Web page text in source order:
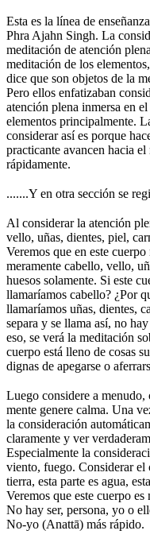
Esta es la línea de
Phra Ajahn Singh. La
meditación de atención
meditación de los
dice que son objetos de la
Pero ellos enfatizaban
atención plena inmersa en
elementos principalmente.
considerar así es porque
practicante avancen hacia
rápidamente.
.......Y en otra sección se
Al considerar la atención
vello, uñas, dientes, piel,
Veremos que en este
meramente cabello, vello,
huesos solamente. Si este
llamaríamos cabello? ¿Por
llamaríamos uñas, dientes,
separa y se llama así, no
eso, se verá la meditación
cuerpo está lleno de cosas
dignas de apegarse o
Luego considere a menudo,
mente genere calma. Una
la consideración
claramente y ver
Especialmente la
viento, fuego. Considerar el
tierra, esta parte es agua,
Veremos que este cuerpo
No hay ser, persona, yo o
No-yo (Anattā) más rápido.